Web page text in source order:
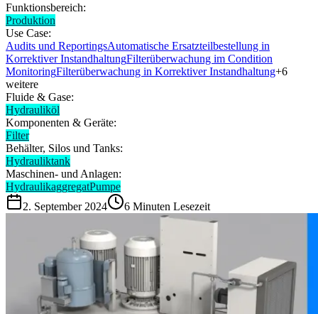
Funktionsbereich:
Produktion
Use Case:
Audits und ReportingsAutomatische Ersatzteilbestellung in
Korrektiver InstandhaltungFilterüberwachung im Condition
MonitoringFilterüberwachung in Korrektiver Instandhaltung+6
weitere
Fluide & Gase:
Hydrauliköl
Komponenten & Geräte:
Filter
Behälter, Silos und Tanks:
Hydrauliktank
Maschinen- und Anlagen:
HydraulikaggregatPumpe
2. September 2024
6 Minuten Lesezeit